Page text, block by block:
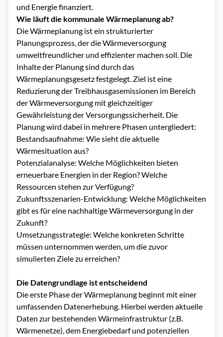
und Energie finanziert.
Wie läuft die kommunale Wärmeplanung ab?
Die Wärmeplanung ist ein strukturierter
Planungsprozess, der die Wärmeversorgung
umweltfreundlicher und effizienter machen soll. Die
Inhalte der Planung sind durch das
Wärmeplanungsgesetz festgelegt. Ziel ist eine
Reduzierung der Treibhausgasemissionen im Bereich
der Wärmeversorgung mit gleichzeitiger
Gewährleistung der Versorgungssicherheit. Die
Planung wird dabei in mehrere Phasen untergliedert:
Bestandsaufnahme: Wie sieht die aktuelle
Wärmesituation aus?
Potenzialanalyse: Welche Möglichkeiten bieten
erneuerbare Energien in der Region? Welche
Ressourcen stehen zur Verfügung?
Zukunftsszenarien-Entwicklung: Welche Möglichkeiten
gibt es für eine nachhaltige Wärmeversorgung in der
Zukunft?
Umsetzungsstrategie: Welche konkreten Schritte
müssen unternommen werden, um die zuvor
simulierten Ziele zu erreichen?
Die Datengrundlage ist entscheidend
Die erste Phase der Wärmeplanung beginnt mit einer
umfassenden Datenerhebung. Hierbei werden aktuelle
Daten zur bestehenden Wärmeinfrastruktur (z.B.
Wärmenetze), dem Energiebedarf und potenziellen